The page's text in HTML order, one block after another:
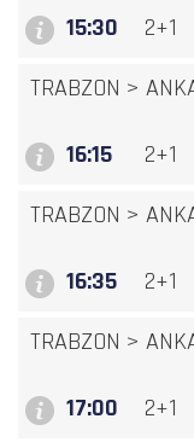
15:30 2+1
16:15
TRABZON >
2+1
16:35
TRABZON >
2+1
17:00
TRABZON >
2+1